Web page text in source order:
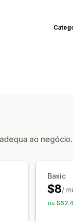
ao negócio.
Basic
$8/
ou